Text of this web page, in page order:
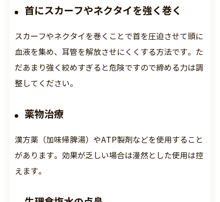
首にスカーフやネクタイを強く巻く
スカーフやネクタイを巻くことで首を圧迫させて頭に
血液を集め、耳管を解放させにくくする方法です。た
だあまり強く絞めすぎると危険ですので締める力は調
整してください。
薬物治療
漢方薬（加味帰脾湯）やATP製剤などを使用すること
があります。効果が乏しい場合は漫然とした使用は控
えます。